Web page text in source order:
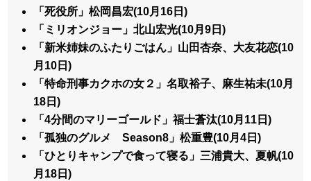
「死役所」松岡昌宏(10月16日)
「ミリオンジョー」北山宏光(10月9日)
「新米姉妹のふたりごはん」山田杏奈、大友花恋(10
月10日)
「特命刑事カクホの女２」名取裕子、麻生祐未(10月
18日)
「4分間のマリーゴールド」福士蒼汰(10月11日)
「孤独のグルメ Season8」松重豊(10月4日)
「ひとりキャンプで食って寝る」三浦貴大、夏帆(10
月18日)